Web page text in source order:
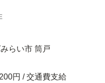
らい市 筒戸
円 / 交通費支給